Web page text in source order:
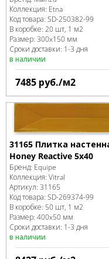
Коллекция: Etna
Код товара: SD-250382-99
В коробке: 20 шт, 1 м2
Размер: 300x150 мм
Сроки доставки: 1-3 дня
в наличии
7485 руб./м2
31165 Плитка
Honey Reactive 5x40
Бренд: Equipe
Коллекция: Vitral
Артикул: 31165
Код товара: SD-269374-99
В коробке: 50 шт, 1 м2
Размер: 400x50 мм
Сроки доставки: 1-3 дня
в наличии